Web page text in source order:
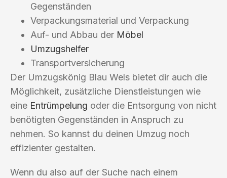
Gegenständen
Verpackungsmaterial und Verpackung
Auf- und Abbau der Möbel
Umzugshelfer
Transportversicherung
Der Umzugskönig Blau Wels bietet dir auch die
Möglichkeit, zusätzliche Dienstleistungen wie
eine Entrümpelung oder die Entsorgung von nicht
benötigten Gegenständen in Anspruch zu
nehmen. So kannst du deinen Umzug noch
effizienter gestalten.
Wenn du also auf der Suche nach einem